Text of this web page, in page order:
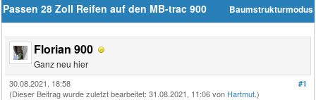
Baumstrukturmodus
Passen 28 Zoll Reifen auf den MB-trac 900
Florian 900
Ganz neu hier
#1
30.08.2021, 18:58
(Dieser Beitrag wurde zuletzt bearbeitet: 31.08.2021, 11:06 von Hartmut.)